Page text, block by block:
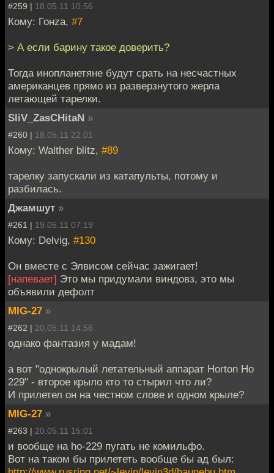
#259 | 18.05.11 10:56
Кому: Гонzа, #7
> А если барину такое доверить?
Тогда инопланетяне будут срать на несчастных
американцев прямо из разверзнутого жерла
летающей тарелки.
SliV_ZasCHitaN »
#260 | 18.05.11 22:01
Кому: Walther blitz, #89
тарелку запускали из катапульты, потому и
разбилась.
Джамшут »
#261 | 19.05.11 07:19
Кому: Delvig, #130
Он вместе с Элвисом сейчас зажигает!
[напевает] Это мы придумали виндовз, это мы
объявили дефолт
MIG-27 »
#262 | 20.05.11 14:56
однако фантазия у мадам!
а вот "однокрылый летательный аппарат Horton Ho
229" - второе крыло кто то стырил что ли?
И прилетел он на честном слове и одном крыле?
MIG-27 »
#263 | 20.05.11 15:01
и вообще на ho-229 пугать не комильфо.
Вот на таком бы прилететь вообще бы ад был: